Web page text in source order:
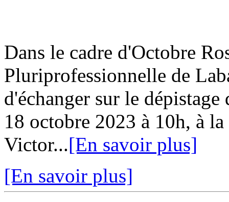
Dans le cadre d'Octobre
Pluriprofessionnelle de
d'échanger sur le
18 octobre 2023 à 10h, à
Victor...[En savoir plus]
[En savoir plus]